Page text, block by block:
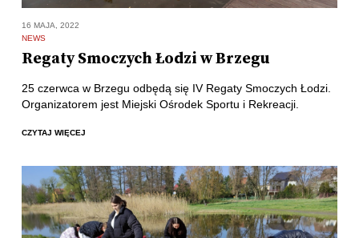
16 MAJA, 2022
NEWS
Regaty Smoczych Łodzi w Brzegu
25 czerwca w Brzegu odbędą się IV Regaty Smoczych Łodzi.
Organizatorem jest Miejski Ośrodek Sportu i Rekreacji.
CZYTAJ WIĘCEJ